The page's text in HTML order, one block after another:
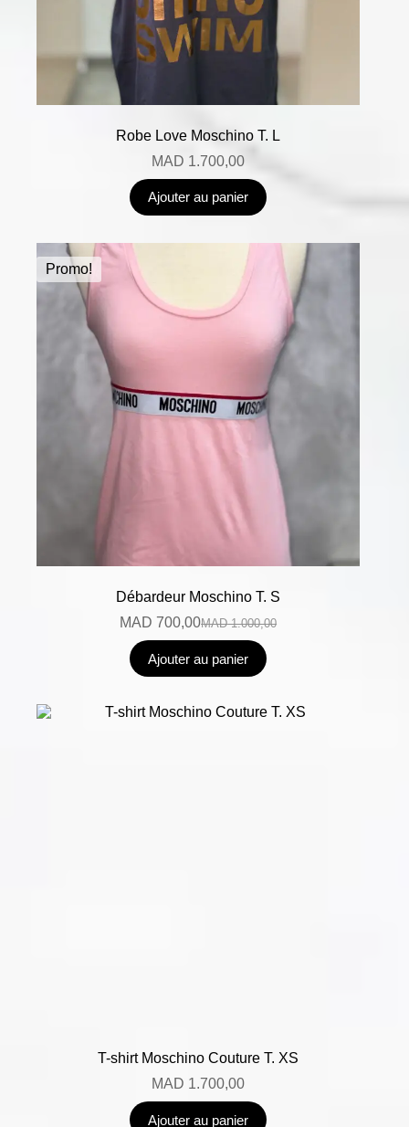
Robe Love Moschino T. L
MAD 1.700,00
Ajouter au panier
Promo!
Débardeur Moschino T. S
MAD1.000,00
MAD 700,00
Ajouter au panier
T-shirt Moschino Couture T. XS
MAD 1.700,00
Ajouter au panier